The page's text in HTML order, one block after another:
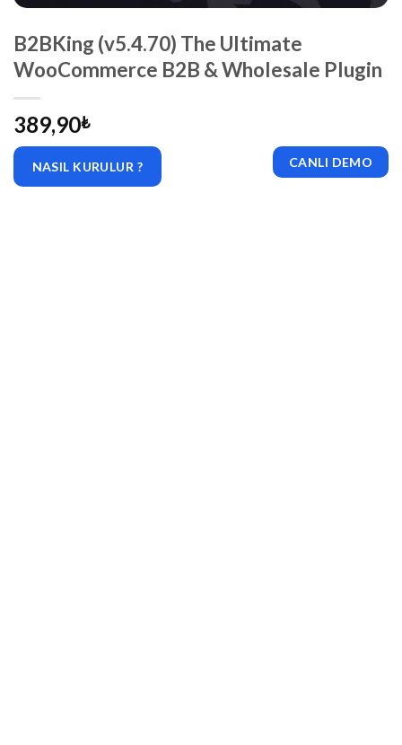
B2BKing (v5.4.70) The Ultimate
WooCommerce B2B & Wholesale Plugin
389,90₺
NASIL KURULUR ? CANLI DEMO